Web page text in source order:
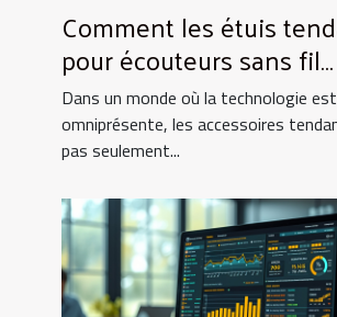
Comment les étuis
pour écouteurs sans fil
améliorent-ils votre
quotidienne ?
Dans un monde où la technologie est
omniprésente, les accessoires
pas seulement...